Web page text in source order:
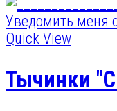
Уведомить меня
Quick View
Тычинки